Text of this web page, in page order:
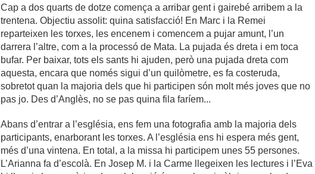
Cap a dos quarts de dotze comença a arribar gent i gairebé arribem a la
trentena. Objectiu assolit: quina satisfacció! En Marc i la Remei
reparteixen les torxes, les encenem i comencem a pujar amunt, l’un
darrera l’altre, com a la processó de Mata. La pujada és dreta i em toca
bufar. Per baixar, tots els sants hi ajuden, però una pujada dreta com
aquesta, encara que només sigui d’un quilòmetre, es fa costeruda,
sobretot quan la majoria dels que hi participen són molt més joves que no
pas jo. Des d’Anglès, no se pas quina fila faríem...
Abans d’entrar a l’església, ens fem una fotografia amb la majoria dels
participants, enarborant les torxes. A l’església ens hi espera més gent,
més d’una vintena. En total, a la missa hi participem unes 55 persones.
L’Arianna fa d’escolà. En Josep M. i la Carme llegeixen les lectures i l’Eva